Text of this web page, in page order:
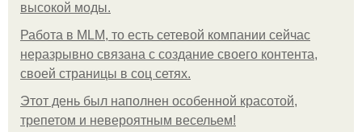
высокой моды.
Работа в MLM, то есть сетевой компании сейчас
неразрывно связана с создание своего контента,
своей страницы в соц сетях.
Этот день был наполнен особенной красотой,
трепетом и невероятным весельем!